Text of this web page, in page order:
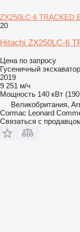
ZX250LC-6 TRACKED
20
Hitachi ZX250LC-6
Цена по запросу
Гусеничный экскаватор
2019
9 251 м/ч
Мощность 140 кВт
Великобритания,
Cormac Leonard
Связаться с